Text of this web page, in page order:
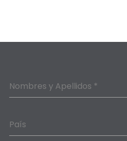
Nombres y Apellidos *
País